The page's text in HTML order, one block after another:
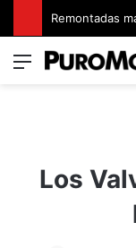
Menú
Los